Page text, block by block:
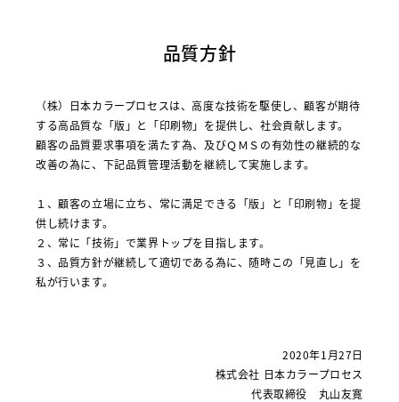
品質方針
（株）日本カラープロセスは、高度な技術を駆使し、顧客が期待
する高品質な「版」と「印刷物」を提供し、社会貢献します。
顧客の品質要求事項を満たす為、及びＱＭＳの有効性の継続的な
改善の為に、下記品質管理活動を継続して実施します。
１、顧客の立場に立ち、常に満足できる「版」と「印刷物」を提
供し続けます。
２、常に「技術」で業界トップを目指します。
３、品質方針が継続して適切である為に、随時この「見直し」を
私が行います。
2020年1月27日
株式会社 日本カラープロセス
代表取締役 丸山友寛